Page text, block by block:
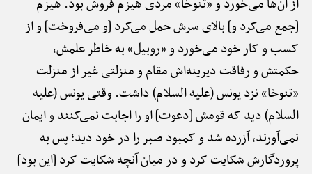
از آن‌ها می‌خورد و «تنوخا» مردی هیزم فروش بود. هیزم
[جمع می‌کرد و] بالای سرش حمل می‌کرد [و می‌فروخت] و از
کسب و کار خود می‌خورد و «روبیل» به خاطر علمش،
حکمتش و رفاقت دیرینه‌اش مقام و منزلتی غیر از منزلت
«تنوخا» نزد یونس (علیه السلام) داشت. وقتی یونس (علیه
السلام) دید که قومش [دعوت] او را اجابت نمی‌کنند و ایمان
نمی‌آورند، آزرده شد و کمبود صبر را در خود دید؛ پس به
پروردگارش شکایت کرد و در میان آنچه شکایت کرد [این بود]